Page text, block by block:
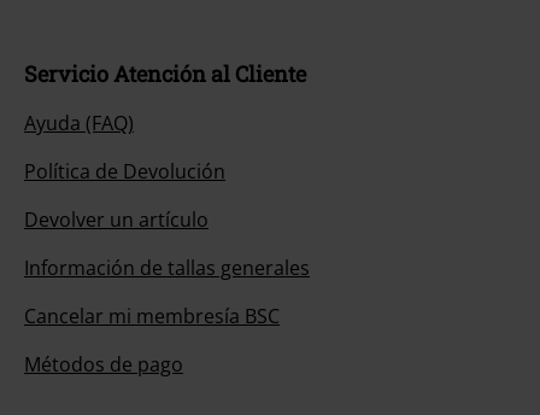
Servicio Atención al Cliente
Ayuda (FAQ)
Política de Devolución
Devolver un artículo
Información de tallas generales
Cancelar mi membresía BSC
Métodos de pago